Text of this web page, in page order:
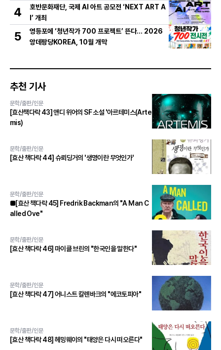
4
호반문화재단, 국제 AI 아트 공모전 ‘NEXT ART A
I’ 개최
5
영등포에 ‘청년작가 700 프로젝트’ 뜬다… 2026
앙데팡당KOREA, 10월 개막
추천 기사
문학/출판/인문
[효산책다락 43] 앤디 위어의 SF 소설 '아르테미스(Arte
mis)
문학/출판/인문
[효산 책다락 44] 슈뢰딩거의 '생명이란 무엇인가'
문학/출판/인문
■[효산 책다락 45] Fredrik Backman의 "A Man C
alled Ove"
문학/출판/인문
[효산 책다락 46] 마이클 브린의 "한국인을 말한다"
문학/출판/인문
[효산 책다락 47] 어니스트 칼렌바크의 "에코토피아"
문학/출판/인문
[효산 책다락 48] 헤밍웨이의 "태양은 다시 떠오른다"